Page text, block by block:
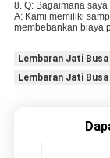
8. Q: Bagaimana
A: Kami memiliki
membebankan biaya
Lembaran Jati Busa
Lembaran Jati Busa